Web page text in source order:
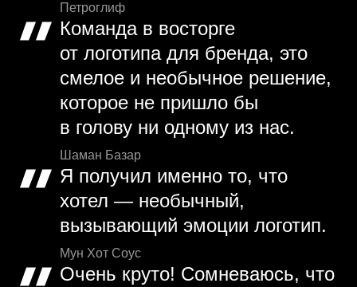
Петроглиф
Команда в восторге
от логотипа для бренда, это
смелое и необычное решение,
которое не пришло бы
в голову ни одному из нас.
Шаман Базар
Я получил именно то, что
хотел — необычный,
вызывающий эмоции логотип.
Мун Хот Соус
Очень круто! Сомневаюсь, что